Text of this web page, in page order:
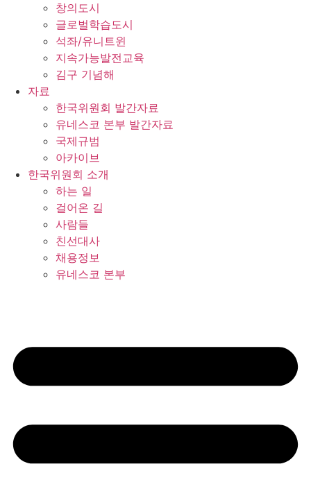
창의도시
글로벌학습도시
석좌/유니트윈
지속가능발전교육
김구 기념해
자료
한국위원회 발간자료
유네스코 본부 발간자료
국제규범
아카이브
한국위원회 소개
하는 일
걸어온 길
사람들
친선대사
채용정보
유네스코 본부